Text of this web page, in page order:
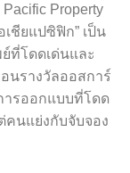
Property
ชียแปซิฟิก” เป็น
ที่โดดเด่นและ
นรางวัลออสการ์
ารออกแบบที่โดด
คนแย่งกับจับจอง